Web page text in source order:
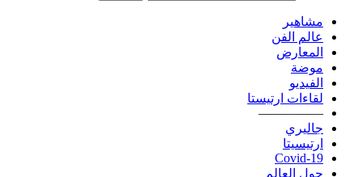
مشاهير
عالم الفن
المعارض
موضة
الفيديو
لقاءات ارتيستا
—————
جاليري
ارتيسيتا
Covid-19
حول العالم